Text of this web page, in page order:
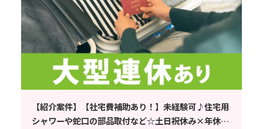
【紹介案件】【社宅費補助あり！】未経験可♪住宅用
シャワーや蛇口の部品取付など☆土日祝休み×年休